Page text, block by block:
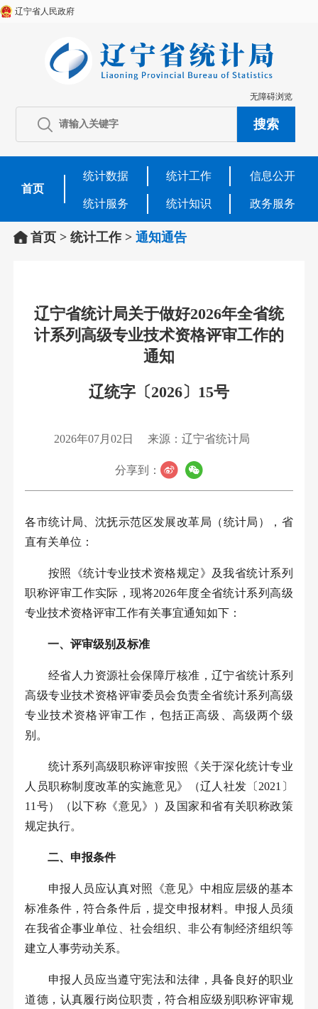
辽宁省人民政府
无障碍浏览
首页
统计数据 统计工作 信息公开
统计服务 统计知识 政务服务
首页> 统计工作> 通知通告
辽宁省统计局关于做好2026年全省统
计系列高级专业技术资格评审工作的
通知
辽统字〔2026〕15号
2026年07月02日 来源：辽宁省统计局
分享到：
各市统计局、沈抚示范区发展改革局（统计局），省
直有关单位：
按照《统计专业技术资格规定》及我省统计系列
职称评审工作实际，现将2026年度全省统计系列高级
专业技术资格评审工作有关事宜通知如下：
一、评审级别及标准
经省人力资源社会保障厅核准，辽宁省统计系列
高级专业技术资格评审委员会负责全省统计系列高级
专业技术资格评审工作，包括正高级、高级两个级
别。
统计系列高级职称评审按照《关于深化统计专业
人员职称制度改革的实施意见》（辽人社发〔 2021 〕
11 号）（以下称《意见》）及国家和省有关职称政策
规定执行。
二、申报条件
申报人员应认真对照《意见》中相应层级的基本
标准条件，符合条件后，提交申报材料。申报人员须
在我省企事业单位、社会组织、非公有制经济组织等
建立人事劳动关系。
申报人员应当遵守宪法和法律，具备良好的职业
道德，认真履行岗位职责，符合相应级别职称评审规